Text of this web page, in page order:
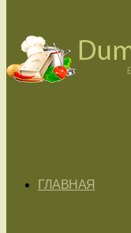
ГЛАВНАЯ